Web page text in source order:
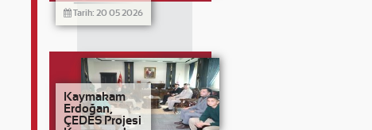
Tarih: 20 05 2026
Kaymakam
Erdoğan,
ÇEDES Projesi